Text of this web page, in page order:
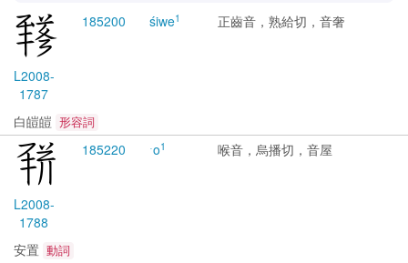
L2008-
1787
185200 śiwe1 正齒音，熟給切，音奢
白皚皚 形容詞
L2008-
1788
185220 ˑo1 喉音，烏播切，音屋
安置 動詞